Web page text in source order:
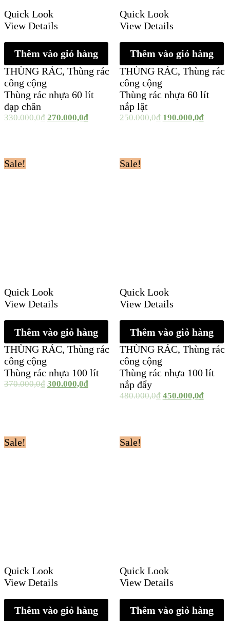
Quick Look
View Details
Thêm vào giỏ hàng
THÙNG RÁC, Thùng rác
công cộng
Thùng rác nhựa 60 lít
đạp chân
330.000,0₫ 270.000,0₫
Quick Look
View Details
Thêm vào giỏ hàng
THÙNG RÁC, Thùng rác
công cộng
Thùng rác nhựa 60 lít
nắp lật
250.000,0₫ 190.000,0₫
Sale!
Quick Look
View Details
Thêm vào giỏ hàng
THÙNG RÁC, Thùng rác
công cộng
Thùng rác nhựa 100 lít
370.000,0₫ 300.000,0₫
Sale!
Quick Look
View Details
Thêm vào giỏ hàng
THÙNG RÁC, Thùng rác
công cộng
Thùng rác nhựa 100 lít
nắp đẩy
480.000,0₫ 450.000,0₫
Sale!
Quick Look
View Details
Thêm vào giỏ hàng
Sale!
Quick Look
View Details
Thêm vào giỏ hàng